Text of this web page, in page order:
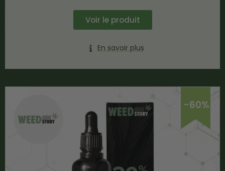
Voir le produit
En savoir plus
-60%